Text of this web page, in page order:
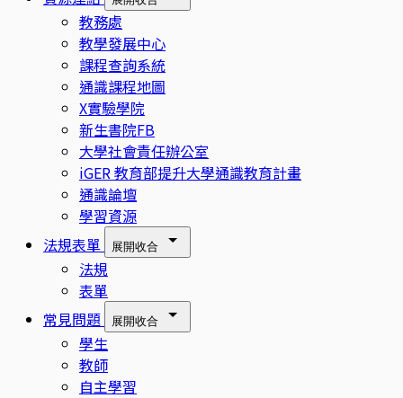
教務處
教學發展中心
課程查詢系統
通識課程地圖
X實驗學院
新生書院FB
大學社會責任辦公室
iGER 教育部提升大學通識教育計畫
通識論壇
學習資源
法規表單
展開收合
法規
表單
常見問題
展開收合
學生
教師
自主學習